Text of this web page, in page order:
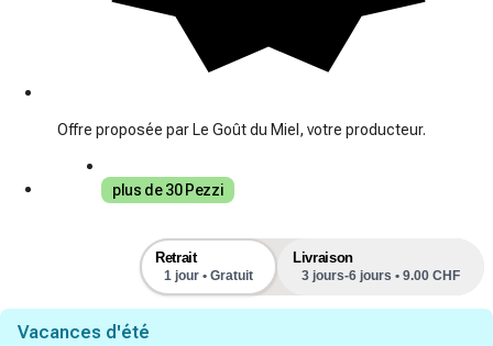
Offre proposée par Le Goût du Miel, votre producteur.
plus de 30 Pezzi
Retrait
1 jour • Gratuit
Livraison
3 jours-6 jours • 9.00 CHF
Vacances d'été